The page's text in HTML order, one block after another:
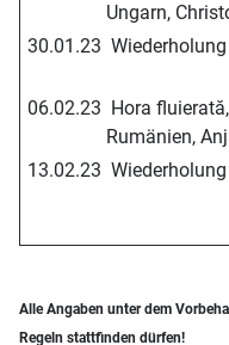
Ungarn,
30.01.23 Wiederholung
06.02.23 Hora fluierată,
Rumänien,
13.02.23 Wiederholung
Alle Angaben unter dem
Regeln stattfinden dürfen!